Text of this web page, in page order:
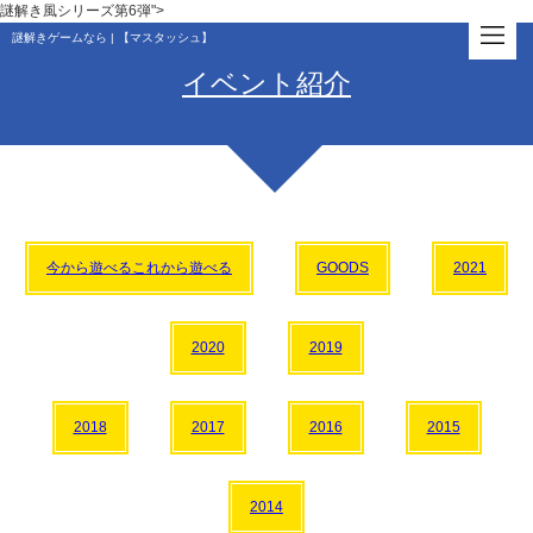
謎解き風シリーズ第6弾">
謎解きゲームなら | 【マスタッシュ】
イベント紹介
今から遊べるこれから遊べる GOODS 2021
2020 2019
2018 2017 2016 2015
2014